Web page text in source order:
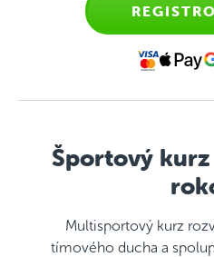
Športový
Multisportový kurz
tímového ducha a